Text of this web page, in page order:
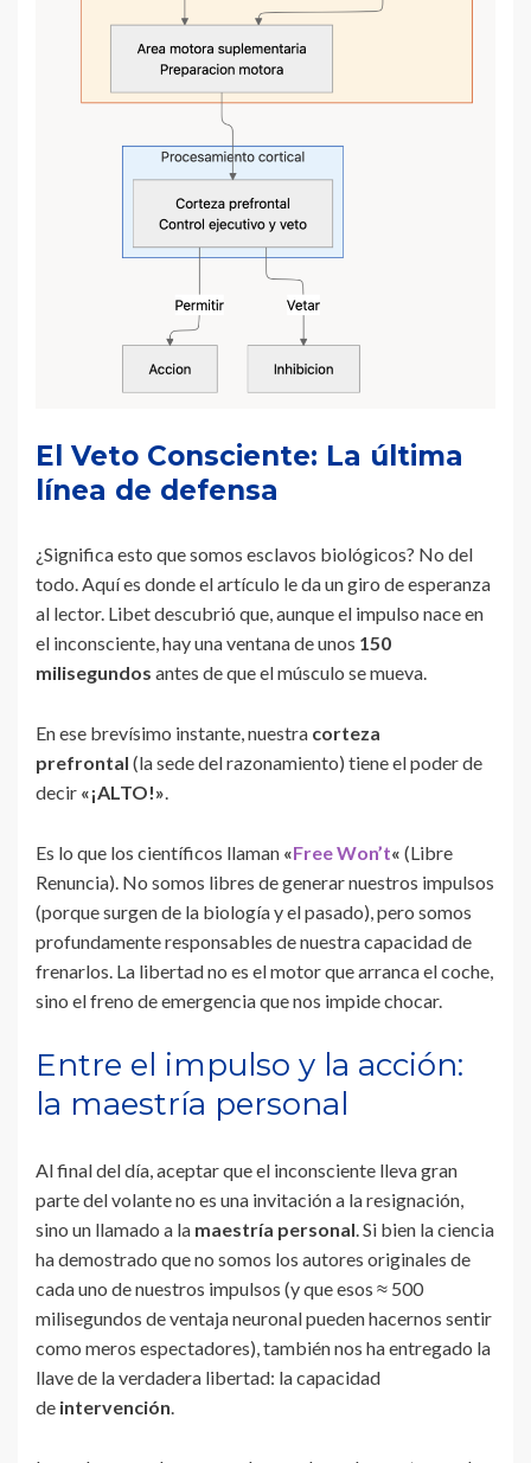
El Veto Consciente: La última
línea de defensa
¿Significa esto que somos esclavos biológicos? No del
todo. Aquí es donde el artículo le da un giro de esperanza
al lector. Libet descubrió que, aunque el impulso nace en
el inconsciente, hay una ventana de unos 150
milisegundos antes de que el músculo se mueva.
En ese brevísimo instante, nuestra corteza
prefrontal (la sede del razonamiento) tiene el poder de
decir «¡ALTO!».
Es lo que los científicos llaman «Free Won’t« (Libre
Renuncia). No somos libres de generar nuestros impulsos
(porque surgen de la biología y el pasado), pero somos
profundamente responsables de nuestra capacidad de
frenarlos. La libertad no es el motor que arranca el coche,
sino el freno de emergencia que nos impide chocar.
Entre el impulso y la acción:
la maestría personal
Al final del día, aceptar que el inconsciente lleva gran
parte del volante no es una invitación a la resignación,
sino un llamado a la maestría personal. Si bien la ciencia
ha demostrado que no somos los autores originales de
cada uno de nuestros impulsos (y que esos ≈ 500
milisegundos de ventaja neuronal pueden hacernos sentir
como meros espectadores), también nos ha entregado la
llave de la verdadera libertad: la capacidad
de intervención.